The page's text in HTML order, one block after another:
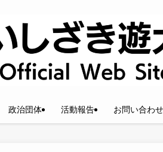
政治団体 活動報告 お問い合わせ